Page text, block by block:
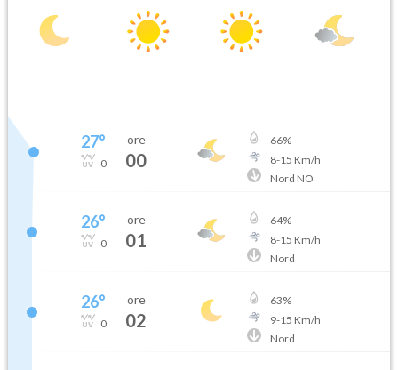
27°
0
ore
00
66%
8-15 Km/h
Nord NO
26°
0
ore
01
64%
8-15 Km/h
Nord
26°
0
ore
02
63%
9-15 Km/h
Nord